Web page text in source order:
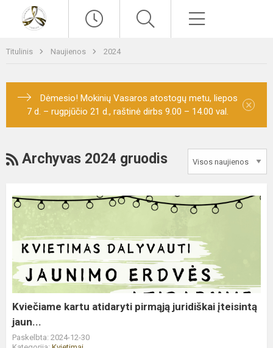
Titulinis Naujienos 2024
Dėmesio! Mokinių Vasaros atostogų metu, liepos
7 d. – rugpjūčio 21 d., raštinė dirbs 9.00 – 14.00 val.
×
RSS
Archyvas 2024 gruodis
Kviečiame
pirmąją
juridiškai
įteisintą
jaun...
Kviečiame kartu atidaryti pirmąją juridiškai įteisintą
jaun...
Paskelbta: 2024-12-30